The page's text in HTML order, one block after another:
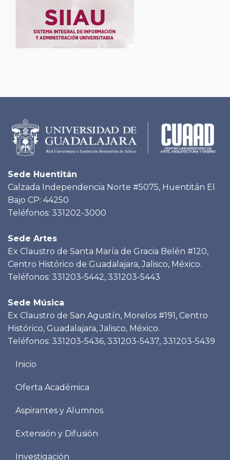
Sede Huentitán
Calzada Independencia Norte #5075, Huentitán El
Bajo CP: 44250
Teléfonos: 331202-3000
Sede Artes
Ex Claustro de Santa María de Gracia Belén #120,
Centro Histórico de Guadalajara, Jalisco, México.
Teléfonos: 331203-5442, 331203-5443
Sede Música
Ex Claustro de San Agustín, Morelos #191, Centro
Histórico, Guadalajara, Jalisco, México.
Teléfonos: 331203-5436, 331203-5437, 331203-5439
Menu
Inicio
Oferta Académica
Aspirantes y Alumnos
Extensión y Difusión
Investigación